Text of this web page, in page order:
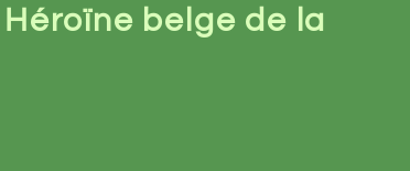
belge de la